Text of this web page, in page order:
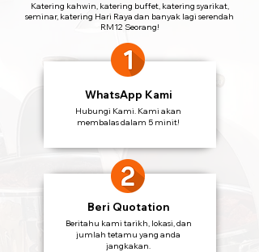
Katering kahwin, katering buffet, katering syarikat,
seminar, katering Hari Raya dan banyak lagi serendah
RM12 Seorang!
WhatsApp Kami
Hubungi Kami. Kami akan
membalas dalam 5 minit!
Beri Quotation
Beritahu kami tarikh, lokasi, dan
jumlah tetamu yang anda
jangkakan.